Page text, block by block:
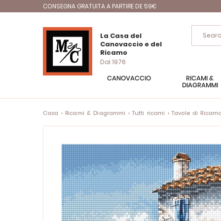
CONSEGNA GRATUITA A PARTIRE DE 59€
La Casa del
Canovaccio e del
Ricamo
Dal 1976
CANOVACCIO
RICAMI &
DIAGRAMMI
Casa Ricami & Diagrammi Tutti ricami Tavole di
galleria
immagini